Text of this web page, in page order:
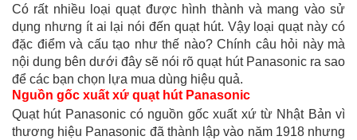
Có rất nhiều loại quạt được hình thành và mang vào sử
dụng nhưng ít ai lại nói đến quạt hút. Vậy loại quạt này có
đặc điểm và cấu tạo như thế nào? Chính câu hỏi này mà
nội dung bên dưới đây sẽ nói rõ quạt hút Panasonic ra sao
để các bạn chọn lựa mua dùng hiệu quả.
Nguồn gốc xuất xứ quạt hút Panasonic
Quạt hút Panasonic có nguồn gốc xuất xứ từ Nhật Bản vì
thương hiệu Panasonic đã thành lập vào năm 1918 nhưng